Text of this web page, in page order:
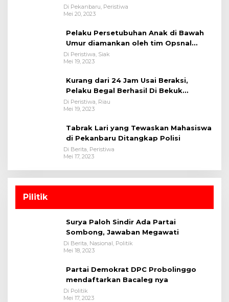
Bukit Raya
Di Pekanbaru, Peristiwa
Mei 20, 2023
Pelaku Persetubuhan Anak di Bawah
Umur diamankan oleh tim Opsnal
Polsek Tualang-Polres Siak-Polda Riau
Di Peristiwa, Siak
Mei 19, 2023
Kurang dari 24 Jam Usai Beraksi,
Pelaku Begal Berhasil Di Bekuk
Satreskrim Polres Kuansing
Di Peristiwa, Riau
Mei 19, 2023
Tabrak Lari yang Tewaskan Mahasiswa
di Pekanbaru Ditangkap Polisi
Di Berita, Peristiwa
Mei 17, 2023
Pilitik
Surya Paloh Sindir Ada Partai
Sombong, Jawaban Megawati
Di Berita, Nasional, Politik
Mei 18, 2023
Partai Demokrat DPC Probolinggo
mendaftarkan Bacaleg nya
Di Politik
Mei 17, 2023